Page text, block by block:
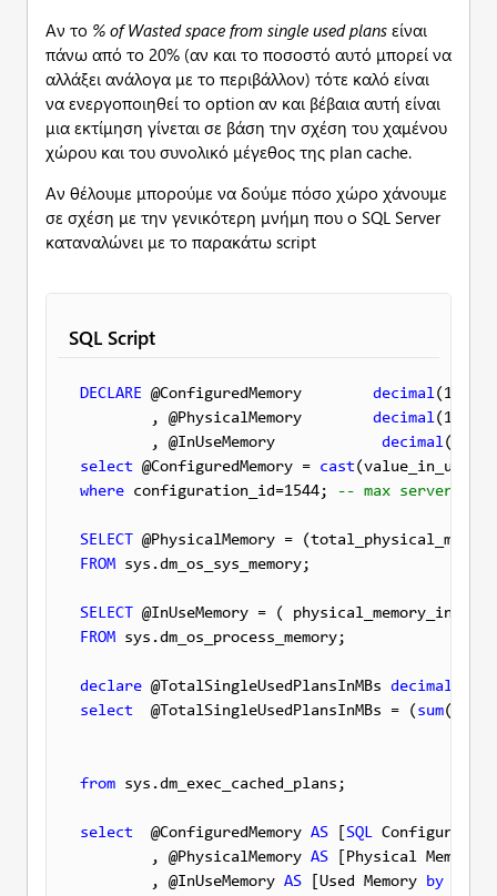
Αν το % of Wasted space from single used plans είναι
πάνω από το 20% (αν και το ποσοστό αυτό μπορεί να
αλλάξει ανάλογα με το περιβάλλον) τότε καλό είναι
να ενεργοποιηθεί το option αν και βέβαια αυτή είναι
μια εκτίμηση γίνεται σε βάση την σχέση του χαμένου
χώρου και του συνολικό μέγεθος της plan cache.
Αν θέλουμε μπορούμε να δούμε πόσο χώρο χάνουμε
σε σχέση με την γενικότερη μνήμη που ο SQL Server
καταναλώνει με το παρακάτω script
SQL Script
DECLARE @ConfiguredMemory decimal(19,5)
        , @PhysicalMemory
decimal(19,5)
        , @InUseMemory
decimal
select @ConfiguredMemory = cast(value_in_use
where configuration_id=1544; -- max server
SELECT
FROM sys.dm_os_sys_memory;
SELECT
FROM sys.dm_os_process_memory;
declare @TotalSingleUsedPlansInMBs decimal
select
  @TotalSingleUsedPlansInMBs = (
sum(
from sys.dm_exec_cached_plans;
select
  @ConfiguredMemory
AS SQL Configured
        , @PhysicalMemory
AS [Physical Memory
        , @InUseMemory
AS [Used Memory by